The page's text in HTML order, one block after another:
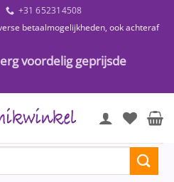
+31 652314508
betaalmogelijkheden, ook achteraf
voordelig geprijsde